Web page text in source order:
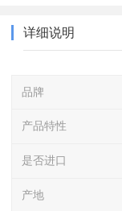
详细说明
品牌
产品特性
是否进口
产地